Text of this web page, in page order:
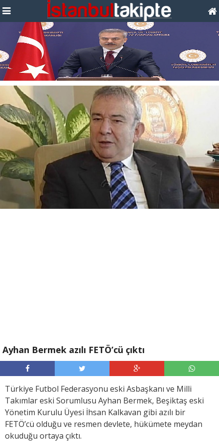
Ayhan Bermek azılı FETÖ’cü çıktı
Türkiye Futbol Federasyonu eski Asbaşkanı ve Milli
Takımlar eski Sorumlusu Ayhan Bermek, Beşiktaş eski
Yönetim Kurulu Üyesi İhsan Kalkavan gibi azılı bir
FETÖ’cü olduğu ve resmen devlete, hükümete meydan
okuduğu ortaya çıktı.